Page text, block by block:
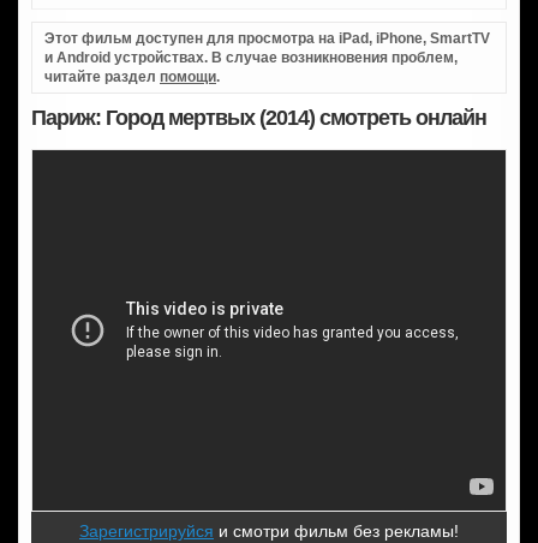
Этот фильм доступен для просмотра на iPad, iPhone, SmartTV
и Android устройствах. В случае возникновения проблем,
читайте раздел помощи.
Париж: Город мертвых (2014) смотреть онлайн
Зарегистрируйся и смотри фильм без рекламы!